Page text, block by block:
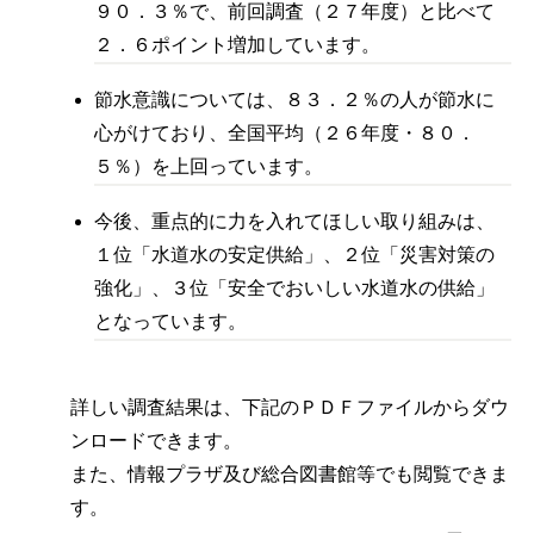
９０．３％で、前回調査（２７年度）と比べて
２．６ポイント増加しています。
節水意識については、８３．２％の人が節水に
心がけており、全国平均（２６年度・８０．
５％）を上回っています。
今後、重点的に力を入れてほしい取り組みは、
１位「水道水の安定供給」、２位「災害対策の
強化」、３位「安全でおいしい水道水の供給」
となっています。
詳しい調査結果は、下記のＰＤＦファイルからダウ
ンロードできます。
また、情報プラザ及び総合図書館等でも閲覧できま
す。